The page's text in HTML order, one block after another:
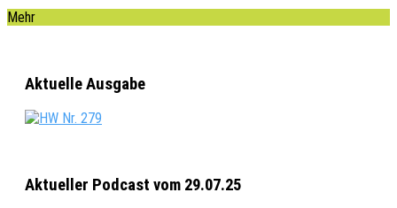
Mehr
Aktuelle Ausgabe
Aktueller Podcast vom 29.07.25